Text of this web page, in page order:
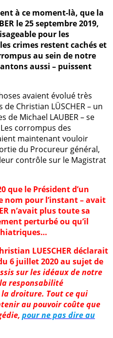
à ce moment-là, que la
le 25 septembre 2019,
pour les
crimes restent cachés et
au sein de notre
aussi – puissent
avaient évolué très
Christian LÜSCHER – un
de Michael LAUBER – se
corrompus des
maintenant vouloir
du Procureur général,
contrôle sur le Magistrat
que le Président d’un
nom pour l’instant – avait
n’avait plus toute sa
perturbé ou qu’il
LUESCHER déclarait
6 juillet 2020 au sujet de
sur les idéaux de notre
responsabilité
droiture. Tout ce qui
au pouvoir coûte que
pour ne pas dire au